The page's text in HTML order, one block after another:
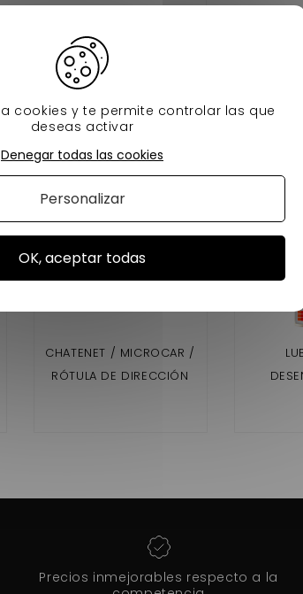
1ere montage pour voiture
misma categoría:
CHATENET / MICROCAR /
RÓTULA DE DIRECCIÓN
Precios inmejorables respecto a la
cookies y te permite controlar las que
deseas activar
OK, aceptar todas
Denegar todas las cookies
Personalizar